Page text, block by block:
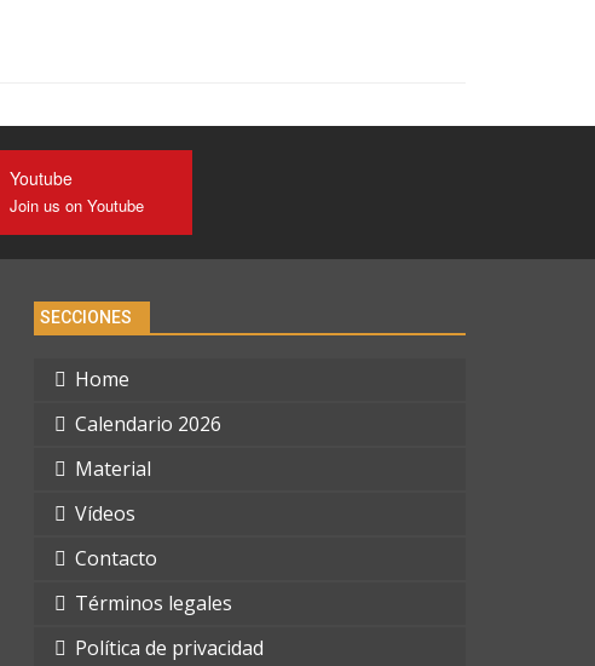
Youtube
Join us on Youtube
SECCIONES
Home
Calendario 2026
Material
Vídeos
Contacto
Términos legales
Política de privacidad